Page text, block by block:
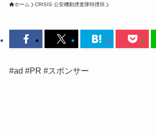
ホーム CRISIS 公安機動捜査隊特捜班
#ad #PR #スポンサー